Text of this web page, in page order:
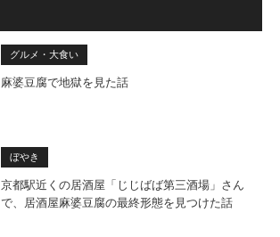
グルメ・大食い
麻婆豆腐で地獄を見た話
ぼやき
京都駅近くの居酒屋「じじばば第三酒場」さん
で、居酒屋麻婆豆腐の最終形態を見つけた話